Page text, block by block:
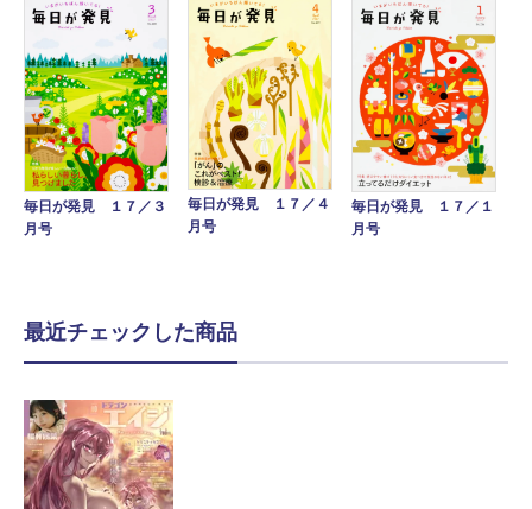
毎日が発見 １７／３
月号
毎日が発見 １７／４
月号
毎日が発見 １７／１
月号
最近チェックした商品